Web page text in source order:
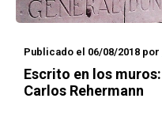
Publicado el 06/08/2018 por
Escrito en los muros:
Carlos Rehermann